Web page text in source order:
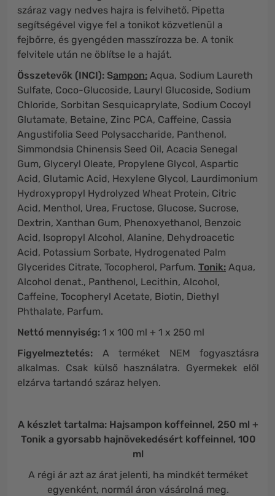
száraz vagy nedves hajra is felvihető. Pipetta
segítségével vigye fel a tonikot közvetlenül a
fejbőrre, és gyengéden masszírozza be. A tonik
felvitele után ne öblítse le a haját.
Összetevők (INCI): Sampon: Aqua, Sodium Laureth
Sulfate, Coco-Glucoside, Lauryl Glucoside, Sodium
Chloride, Sorbitan Sesquicaprylate, Sodium Cocoyl
Glutamate, Betaine, Zinc PCA, Caffeine, Cassia
Angustifolia Seed Polysaccharide, Panthenol,
Simmondsia Chinensis Seed Oil, Acacia Senegal
Gum, Glyceryl Oleate, Propylene Glycol, Aspartic
Acid, Glutamic Acid, Hexylene Glycol, Laurdimonium
Hydroxypropyl Hydrolyzed Wheat Protein, Citric
Acid, Menthol, Urea, Fructose, Glucose, Sucrose,
Dextrin, Xanthan Gum, Phenoxyethanol, Benzoic
Acid, Isopropyl Alcohol, Alanine, Dehydroacetic
Acid, Potassium Sorbate, Hydrogenated Palm
Glycerides Citrate, Tocopherol, Parfum. Tonik: Aqua,
Alcohol denat., Panthenol, Lecithin, Alcohol,
Caffeine, Tocopheryl Acetate, Biotin, Diethyl
Phthalate, Parfum.
Nettó mennyiség: 1 x 100 ml + 1 x 250 ml
Figyelmeztetés: A terméket NEM fogyasztásra
alkalmas. Csak külső használatra. Gyermekek elől
elzárva tartandó száraz helyen.
A készlet tartalma: Hajsampon koffeinnel, 250 ml +
Tonik a gyorsabb hajnövekedésért koffeinnel, 100
ml
A régi ár azt az árat jelenti, ha mindkét terméket
egyenként, normál áron vásárolná meg.